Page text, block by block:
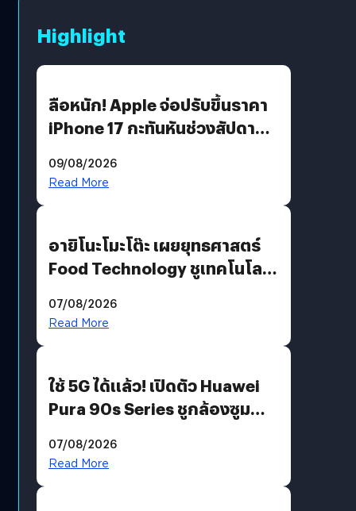
Highlight
ลือหนัก! Apple จ่อปรับขึ้นราคา
iPhone 17 กะทันหันช่วงสัปดาห์ที่
09/08/2026
Read More
อายิโนะโมะโต๊ะ เผยยุทธศาสตร์
Food Technology ชูเทคโนโลยี
บริโภคและ B2B
07/08/2026
Read More
ใช้ 5G ได้แล้ว! เปิดตัว Huawei
Pura 90s Series ชูกล้องซูม
07/08/2026
Read More